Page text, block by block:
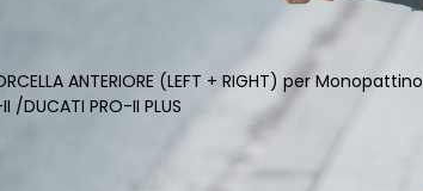
ANTERIORE (LEFT + RIGHT) per Monopattino
/DUCATI PRO-II PLUS